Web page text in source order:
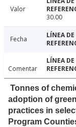
Valor
30.00
Fecha
Comentar
Tonnes of
adoption of
practices in
Program